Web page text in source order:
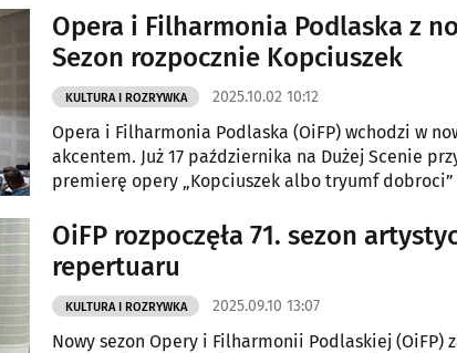
Opera i Filharmonia Podlaska z
Sezon rozpocznie Kopciuszek
KULTURA I ROZRYWKA 2025.10.02 10:12
Opera i Filharmonia Podlaska (OiFP) wchodzi w
akcentem. Już 17 października na Dużej Scenie
premierę opery „Kopciuszek albo tryumf dobroci”
OiFP rozpoczęła 71. sezon
repertuaru
KULTURA I ROZRYWKA 2025.09.10 13:07
Nowy sezon Opery i Filharmonii Podlaskiej (OiFP)